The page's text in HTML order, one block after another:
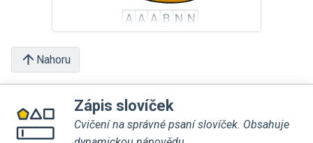
Nahoru
Zápis slovíček
Cvičení na správné psaní slovíček. Obsahuje